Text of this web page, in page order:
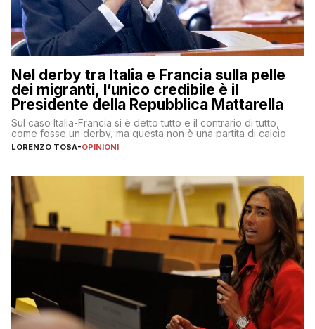
Nel derby tra Italia e Francia sulla pelle
dei migranti, l’unico credibile è il
Presidente della Repubblica Mattarella
Sul caso Italia-Francia si è detto tutto e il contrario di tutto,
come fosse un derby, ma questa non è una partita di calcio
LORENZO TOSA-OPINIONI